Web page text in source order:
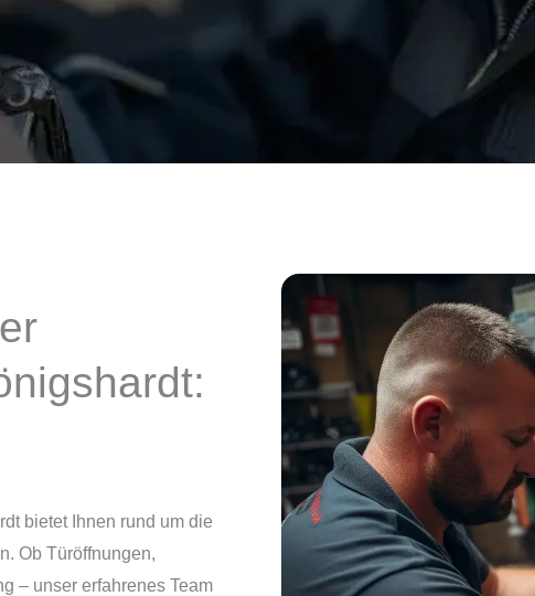
bietet Ihnen rund um die
Ob Türöffnungen,
– unser erfahrenes Team